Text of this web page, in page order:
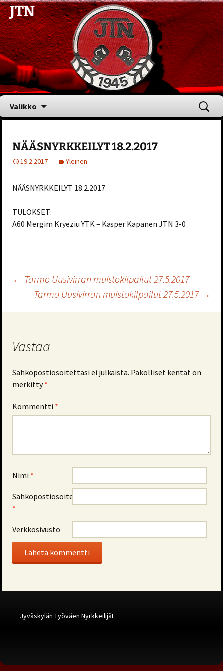
JTN
Valikko Haku:
NÄÄSNYRKKEILYT 18.2.2017
19.2.2017 Yleinen
NÄÄSNYRKKEILYT 18.2.2017
TULOKSET:
A60 Mergim Kryeziu YTK – Kasper Kapanen JTN 3-0
Artikkelien
selaus
← Tarmo Uusivirran muistokilpailut 27.5.2017
Tarmo Uusivirran muistokilpailut 27.5.2017 →
Vastaa
Sähköpostiosoitettasi ei julkaista. Pakolliset kentät on
merkitty*
Kommentti *
Nimi *
Sähköpostiosoite
*
Verkkosivusto
Jyväskylän Työväen Nyrkkeilijät